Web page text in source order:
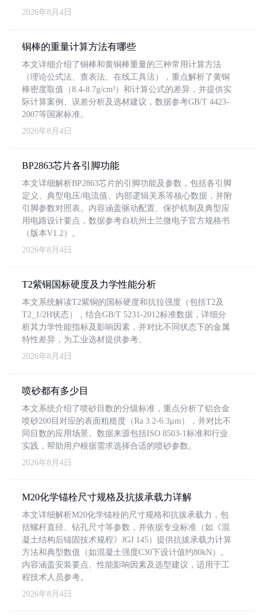
2026年8月4日
铜棒的重量计算方法有哪些
本文详细介绍了铜棒和黄铜棒重量的三种常用计算方法
（理论公式法、查表法、在线工具法），重点解析了黄铜
棒密度取值（8.4-8.7g/cm³）和计算公式的差异，并提供实
际计算案例、误差分析及选材建议，数据参考GB/T 4423-
2007等国家标准。
2026年8月4日
BP2863芯片各引脚功能
本文详细解析BP2863芯片的引脚功能及参数，包括各引脚
定义、典型电压/电流值、内部逻辑关系等核心数据，并附
引脚参数对照表。内容涵盖驱动配置、保护机制及典型应
用电路设计要点，数据参考自杭州士兰微电子官方规格书
（版本V1.2）。
2026年8月4日
T2紫铜国标硬度及力学性能分析
本文系统解读T2紫铜的国标硬度和抗拉强度（包括T2及
T2_1/2H状态），结合GB/T 5231-2012标准数据，详细分
析其力学性能指标及影响因素，并对比不同状态下的金属
特性差异，为工业选材提供参考。
2026年8月4日
喷砂都有多少目
本文系统介绍了喷砂目数的分级标准，重点分析了铝合金
喷砂200目对应的表面粗糙度（Ra 3.2-6.3μm），并对比不
同目数的应用场景。数据来源包括ISO 8503-1标准和行业
实践，帮助用户根据需求选择合适的喷砂参数。
2026年8月4日
M20化学锚栓尺寸规格及抗拔承载力详解
本文详细解析M20化学锚栓的尺寸规格和抗拔承载力，包
括螺杆直径、钻孔尺寸等参数，并依据专业标准（如《混
凝土结构后锚固技术规程》JGJ 145）提供抗拔承载力计算
方法和典型数值（如混凝土强度C30下设计值约80kN）。
内容涵盖安装要点、性能影响因素及选型建议，适用于工
程技术人员参考。
2026年8月4日